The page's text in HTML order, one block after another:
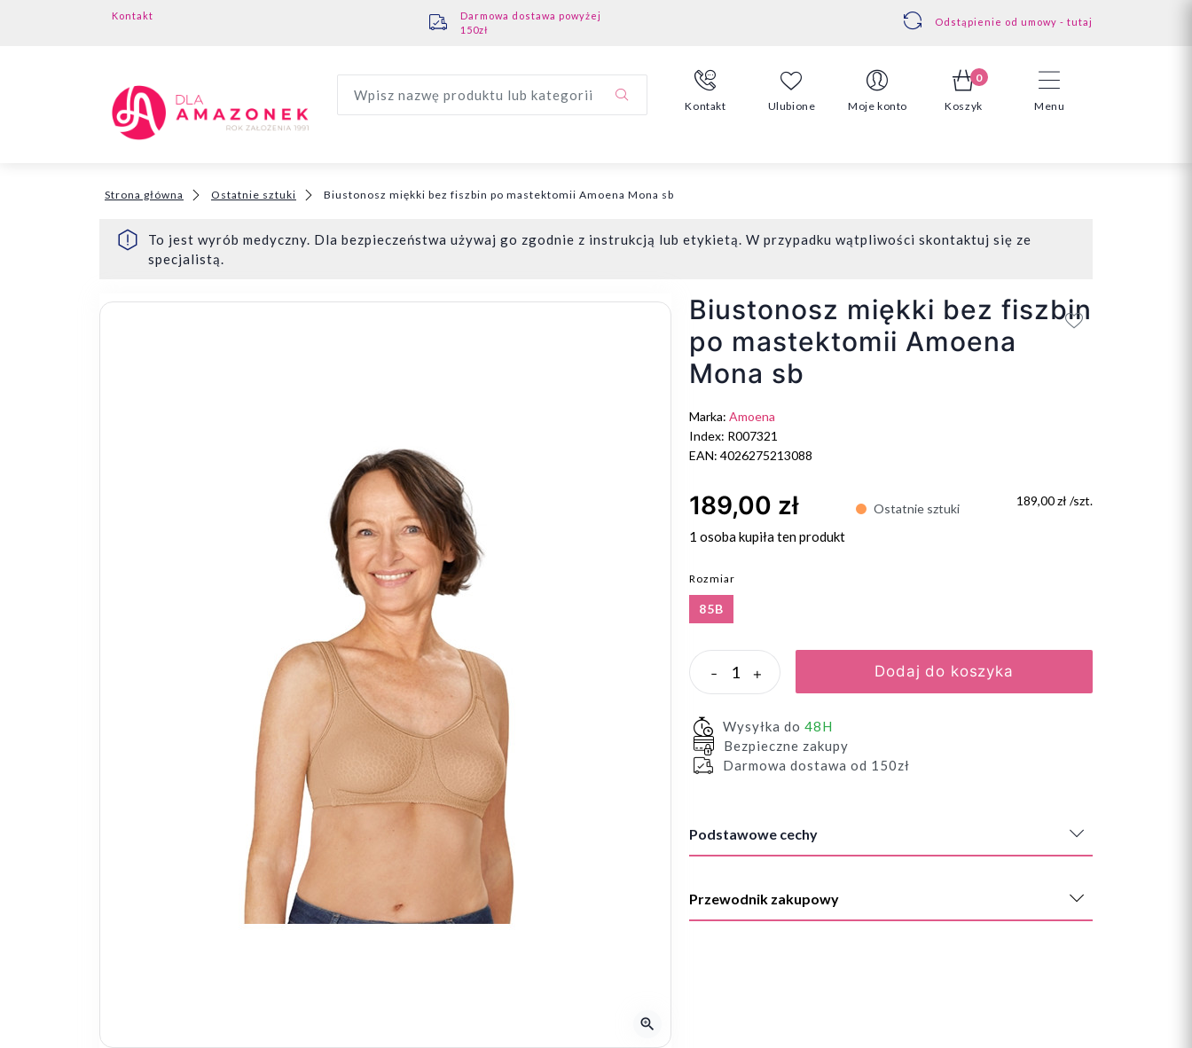
Kontakt
Darmowa dostawa powyżej
150zł
Odstąpienie od umowy - tutaj
Menu
Wpisz nazwę produktu lub kategorii
Kontakt Ulubione Moje konto
0
Koszyk
Strona główna Ostatnie sztuki Biustonosz miękki bez fiszbin po mastektomii Amoena Mona sb
To jest wyrób medyczny. Dla bezpieczeństwa używaj go zgodnie z instrukcją lub etykietą. W przypadku wątpliwości skontaktuj się ze
specjalistą.
zoom_in
Biustonosz miękki bez fiszbin
po mastektomii Amoena
Mona sb
Marka: Amoena
Index: R007321
EAN: 4026275213088
189,00 zł Ostatnie sztuki
189,00 zł /szt.
1 osobakupiła ten produkt
Rozmiar
85B
- + Dodaj do koszyka
Wysyłka do 48H
Bezpieczne zakupy
Darmowa dostawa od 150zł
Podstawowe cechy
Przewodnik zakupowy